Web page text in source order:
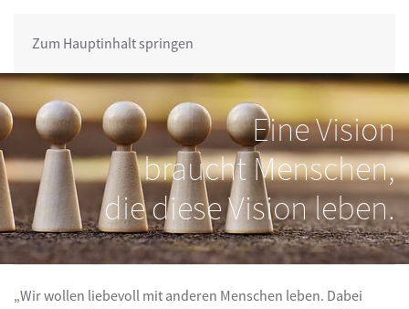
Zum Hauptinhalt springen
Eine Vision
braucht Menschen,
die diese Vision leben.
„Wir wollen liebevoll mit anderen Menschen leben. Dabei